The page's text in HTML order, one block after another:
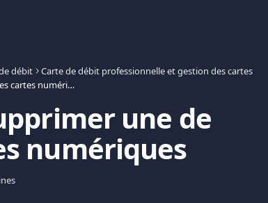
débit
Carte de débit professionnelle et gestion des cartes
Je veux supprimer une de mes cartes numériques
une de
numériques